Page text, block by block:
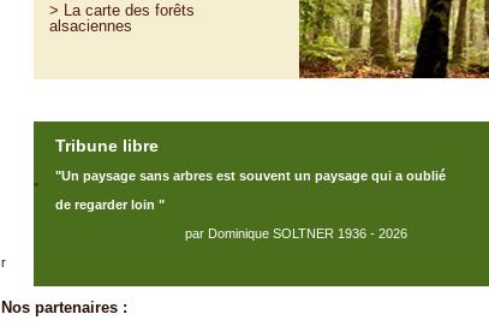
> La carte des forêts
alsaciennes
"
Tribune libre
"Un paysage sans arbres est souvent un paysage qui a oublié
de regarder loin "
par Dominique SOLTNER 1936 - 2026
r
Nos partenaires :